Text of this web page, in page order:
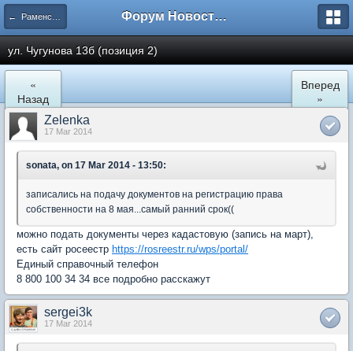
← Раменское Форум Новостройки
ул. Чугунова 13б (позиция 2)
«
Назад
Вперед
»
Zelenka
17 Mar 2014
sonata, on 17 Mar 2014 - 13:50:
записались на подачу документов на регистрацию права
собственности на 8 мая...самый ранний срок((
можно подать документы через кадастовую (запись на март),
есть сайт росеестр https://rosreestr.ru/wps/portal/
Единый справочный телефон
8 800 100 34 34 все подробно расскажут
sergei3k
17 Mar 2014